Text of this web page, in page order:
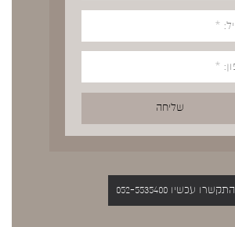
התקשרו עכשיו 052-5535400